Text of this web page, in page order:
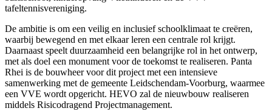
tafeltennisvereniging.
De ambitie is om een veilig en inclusief schoolklimaat te creëren,
waarbij bewegend en met elkaar leren een centrale rol krijgt.
Daarnaast speelt duurzaamheid een belangrijke rol in het ontwerp,
met als doel een monument voor de toekomst te realiseren. Panta
Rhei is de bouwheer voor dit project met een intensieve
samenwerking met de gemeente Leidschendam-Voorburg, waarmee
een VVE wordt opgericht. HEVO zal de nieuwbouw realiseren
middels Risicodragend Projectmanagement.